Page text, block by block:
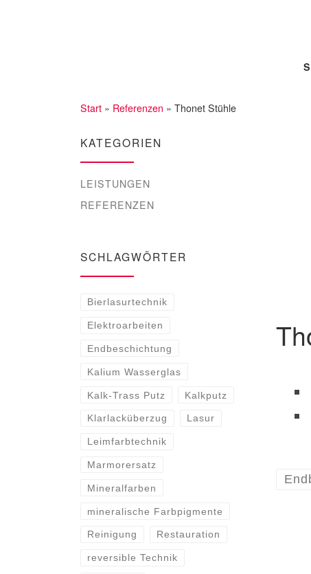
Start » Referenzen » Thonet Stühle
KATEGORIEN
LEISTUNGEN
REFERENZEN
SCHLAGWÖRTER
Bierlasurtechnik
Elektroarbeiten
Endbeschichtung
Kalium Wasserglas
Kalk-Trass Putz Kalkputz
Klarlacküberzug Lasur
Leimfarbtechnik
Marmorersatz
Mineralfarben
mineralische Farbpigmente
Reinigung Restauration
reversible Technik